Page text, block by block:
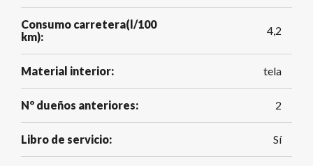
Consumo carretera(l/100
km):
4,2
Material interior: tela
Nº dueños anteriores: 2
Libro de servicio: Sí